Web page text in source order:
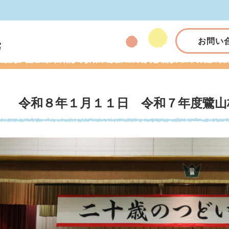
お問い
令和８年１月１１日 令和７年度鷺